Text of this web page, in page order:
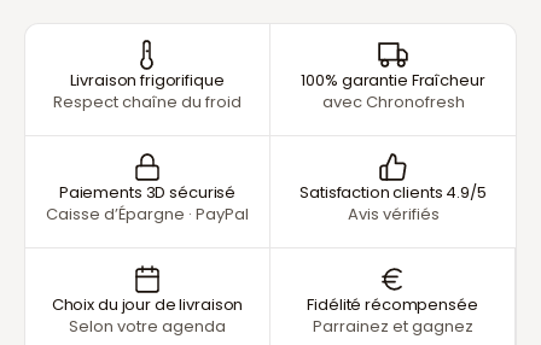
Livraison frigorifique
Respect chaîne du froid
100% garantie Fraîcheur
avec Chronofresh
Paiements 3D sécurisé
Caisse d’Épargne · PayPal
Satisfaction clients 4.9/5
Avis vérifiés
Choix du jour de livraison
Selon votre agenda
Fidélité récompensée
Parrainez et gagnez